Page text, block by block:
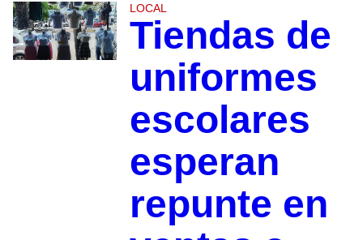
LOCAL
Tiendas de
uniformes
escolares
esperan
repunte en